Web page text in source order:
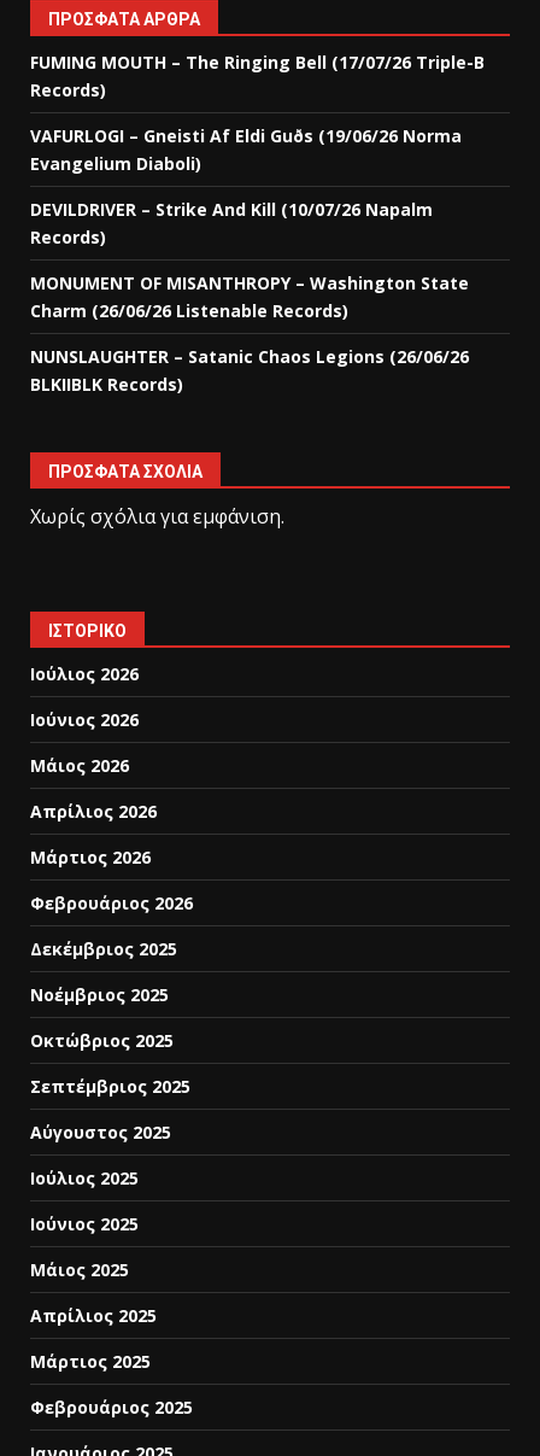
ΠΡΌΣΦΑΤΑ ΆΡΘΡΑ
FUMING MOUTH – The Ringing Bell (17/07/26 Triple-B
Records)
VAFURLOGI – Gneisti Af Eldi Guðs (19/06/26 Norma
Evangelium Diaboli)
DEVILDRIVER – Strike And Kill (10/07/26 Napalm
Records)
MONUMENT OF MISANTHROPY – Washington State
Charm (26/06/26 Listenable Records)
NUNSLAUGHTER – Satanic Chaos Legions (26/06/26
BLKIIBLK Records)
ΠΡΌΣΦΑΤΑ ΣΧΌΛΙΑ
Χωρίς σχόλια για εμφάνιση.
ΙΣΤΟΡΙΚΌ
Ιούλιος 2026
Ιούνιος 2026
Μάιος 2026
Απρίλιος 2026
Μάρτιος 2026
Φεβρουάριος 2026
Δεκέμβριος 2025
Νοέμβριος 2025
Οκτώβριος 2025
Σεπτέμβριος 2025
Αύγουστος 2025
Ιούλιος 2025
Ιούνιος 2025
Μάιος 2025
Απρίλιος 2025
Μάρτιος 2025
Φεβρουάριος 2025